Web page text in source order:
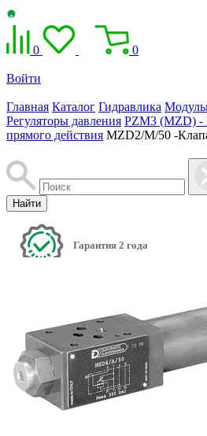
0 0
Войти
Главная Каталог Гидравлика
Регуляторы давления PZM3 (MZD) -
прямого действия MZD2/M/50 -
Найти
Гарантия 2 года